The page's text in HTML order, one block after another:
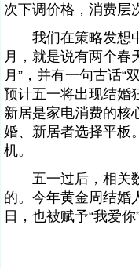
次下调价格，消费
我们在策略发想中
月，就是说有两个春
月”，并有一句古话“
预计五一将出现结婚
新居是家电消费的核
婚、新居者选择平板
机。
五一过后，相关数
的。今年黄金周结婚
日，也被赋予“我爱